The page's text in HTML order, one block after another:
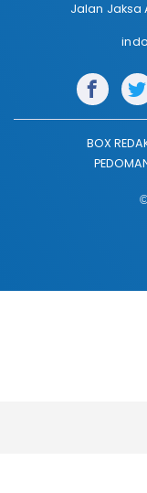
Jalan Jaksa
BOX